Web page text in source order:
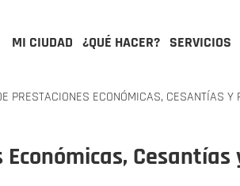
MI CIUDAD ¿QUÉ HACER? SERVICIOS
PRESTACIONES ECONÓMICAS, CESANTÍAS Y
Cesantías